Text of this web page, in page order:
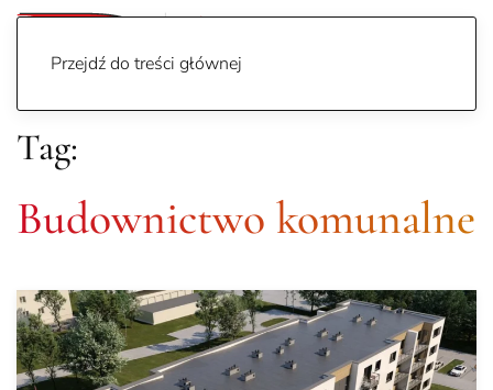
Przejdź do treści głównej
Tag:
Budownictwo komunalne